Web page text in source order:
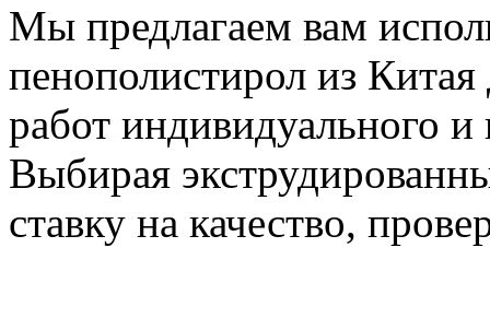
Мы предлагаем вам
пенополистирол из
работ индивидуального и
Выбирая
ставку на качество,